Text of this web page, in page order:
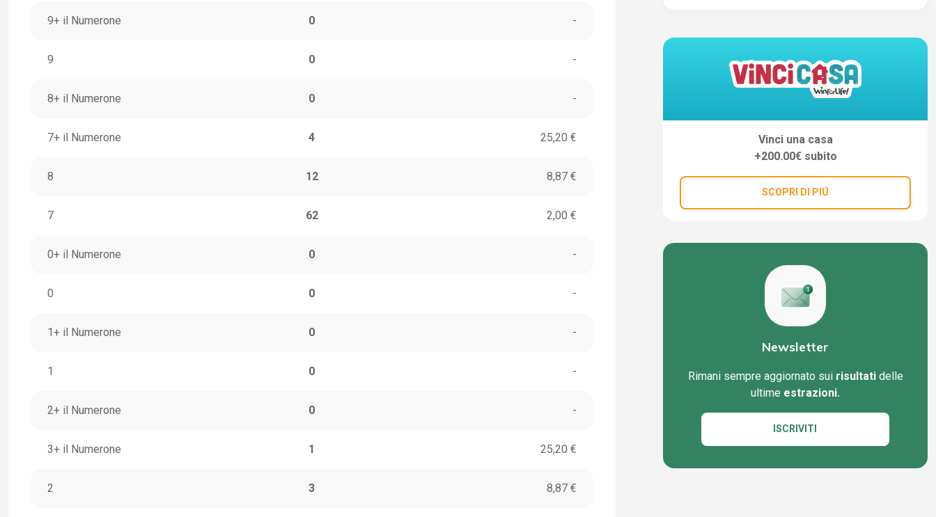
9+ il Numerone 0 -
9 0 -
8+ il Numerone 0 -
7+ il Numerone 4 25,20 €
8 12 8,87 €
7 62 2,00 €
0+ il Numerone 0 -
0 0 -
1+ il Numerone 0 -
1 0 -
2+ il Numerone 0 -
3+ il Numerone 1 25,20 €
2 3 8,87 €
Vinci una casa
+200.00€ subito
SCOPRI DI PIÚ
Newsletter
Rimani sempre aggiornato sui risultatidelle
ultime estrazioni.
ISCRIVITI